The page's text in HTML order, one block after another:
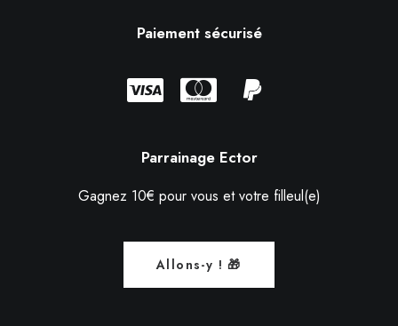
Paiement sécurisé
Parrainage Ector
Gagnez 10€ pour vous et votre filleul(e)
Allons-y ! 🎁